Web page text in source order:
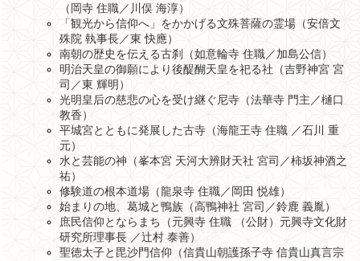
（岡寺 住職／川俣 海淳）
「観光から信仰へ」をかかげる文殊菩薩の霊場（安倍文
殊院 執事長／東 快應）
南朝の歴史を伝える古刹（如意輪寺 住職／加島公信）
明治天皇の御願により後醍醐天皇を祀る社（吉野神宮 宮
司／東 輝明）
光明皇后の慈悲の心を受け継ぐ尼寺（法華寺 門主／樋口
教香）
平城宮とともに発展した古寺（海龍王寺 住職 ／石川 重
元）
水と芸能の神（峯本宮 天河大辨財天社 宮司／柿坂神酒之
祐）
修験道の根本道場（龍泉寺 住職／岡田 悦雄）
始まりの地、葛城と鴨族（高鴨神社 宮司／鈴鹿 義胤）
庶民信仰とならまち（元興寺 住職 （公財）元興寺文化財
研究所理事長 ／辻村 泰善）
聖徳太子と毘沙門信仰（信貴山朝護孫子寺 信貴山真言宗